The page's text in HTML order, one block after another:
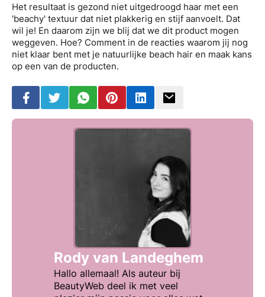
Het resultaat is gezond niet uitgedroogd haar met een
'beachy' textuur dat niet plakkerig en stijf aanvoelt. Dat
wil je! En daarom zijn we blij dat we dit product mogen
weggeven. Hoe? Comment in de reacties waarom jij nog
niet klaar bent met je natuurlijke beach hair en maak kans
op een van de producten.
Rody van Landeghem
Hallo allemaal! Als auteur bij
BeautyWeb deel ik met veel